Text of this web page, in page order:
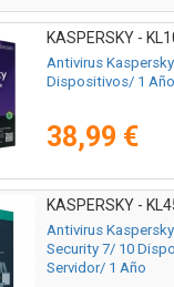
KASPERSKY -
ES
Antivirus
Dispositivos/ 1 Año
38,99 €
KASPERSKY -
Antivirus
Security 7/ 10
Servidor/ 1 Año